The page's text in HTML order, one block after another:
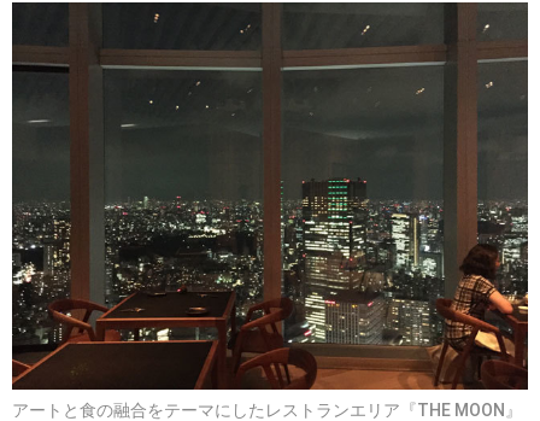
アートと食の融合をテーマにしたレストランエリア『THE MOON』